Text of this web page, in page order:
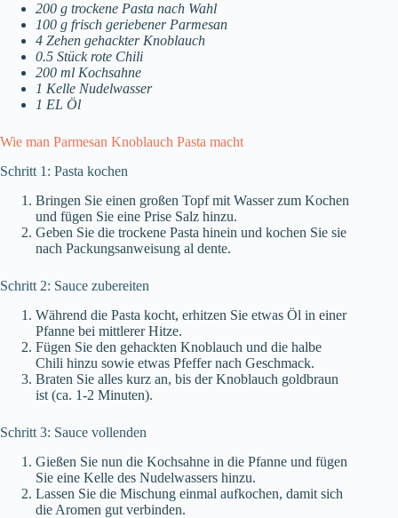
200 g trockene Pasta nach Wahl
100 g frisch geriebener Parmesan
4 Zehen gehackter Knoblauch
0.5 Stück rote Chili
200 ml Kochsahne
1 Kelle Nudelwasser
1 EL Öl
Wie man Parmesan Knoblauch Pasta macht
Schritt 1: Pasta kochen
Bringen Sie einen großen Topf mit Wasser zum Kochen
und fügen Sie eine Prise Salz hinzu.
Geben Sie die trockene Pasta hinein und kochen Sie sie
nach Packungsanweisung al dente.
Schritt 2: Sauce zubereiten
Während die Pasta kocht, erhitzen Sie etwas Öl in einer
Pfanne bei mittlerer Hitze.
Fügen Sie den gehackten Knoblauch und die halbe
Chili hinzu sowie etwas Pfeffer nach Geschmack.
Braten Sie alles kurz an, bis der Knoblauch goldbraun
ist (ca. 1-2 Minuten).
Schritt 3: Sauce vollenden
Gießen Sie nun die Kochsahne in die Pfanne und fügen
Sie eine Kelle des Nudelwassers hinzu.
Lassen Sie die Mischung einmal aufkochen, damit sich
die Aromen gut verbinden.